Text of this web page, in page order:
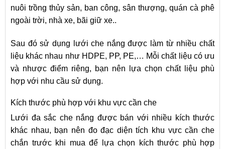
nuôi trồng thủy sản, ban công, sân thượng, quán cà phê
ngoài trời, nhà xe, bãi giữ xe..
Sau đó sử dụng lưới che nắng được làm từ nhiều chất
liệu khác nhau như HDPE, PP, PE,… Mỗi chất liệu có ưu
và nhược điểm riêng, bạn nên lựa chọn chất liệu phù
hợp với nhu cầu sử dụng.
Kích thước phù hợp với khu vực cần che
Lưới đa sắc che nắng được bán với nhiều kích thước
khác nhau, bạn nên đo đạc diện tích khu vực cần che
chắn trước khi mua để lựa chọn kích thước phù hợp